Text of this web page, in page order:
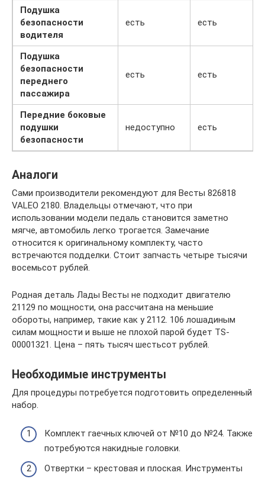
Подушка
безопасности
водителя
есть есть
Подушка
безопасности
переднего
пассажира
есть есть
Передние боковые
подушки
безопасности
недоступно есть
Аналоги
Сами производители рекомендуют для Весты 826818
VALEO 2180. Владельцы отмечают, что при
использовании модели педаль становится заметно
мягче, автомобиль легко трогается. Замечание
относится к оригинальному комплекту, часто
встречаются подделки. Стоит запчасть четыре тысячи
восемьсот рублей.
Родная деталь Лады Весты не подходит двигателю
21129 по мощности, она рассчитана на меньшие
обороты, например, такие как у 2112. 106 лошадиным
силам мощности и выше не плохой парой будет TS-
00001321. Цена – пять тысяч шестьсот рублей.
Необходимые инструменты
Для процедуры потребуется подготовить определенный
набор.
Комплект гаечных ключей от №10 до №24. Также
потребуются накидные головки.
Отвертки – крестовая и плоская. Инструменты